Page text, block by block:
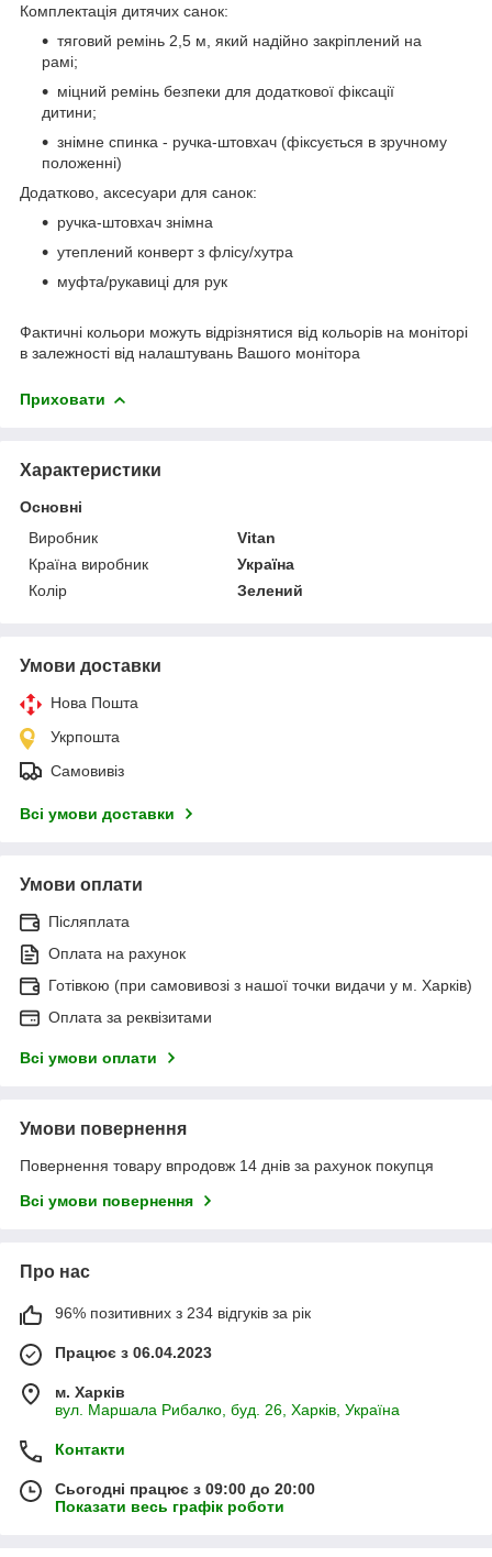
Комплектація дитячих санок:
тяговий ремінь 2,5 м, який надійно закріплений на
рамі;
міцний ремінь безпеки для додаткової фіксації
дитини;
знімне спинка - ручка-штовхач (фіксується в зручному
положенні)
Додатково, аксесуари для санок:
ручка-штовхач знімна
утеплений конверт з флісу/хутра
муфта/рукавиці для рук
Фактичні кольори можуть відрізнятися від кольорів на моніторі
в залежності від налаштувань Вашого монітора
Приховати
Характеристики
Основні
Виробник
Vitan
Країна виробник
Україна
Колір
Зелений
Умови доставки
Нова Пошта
Укрпошта
Самовивіз
Всі умови доставки
Умови оплати
Післяплата
Оплата на рахунок
Готівкою (при самовивозі з нашої точки видачи у м. Харків)
Оплата за реквізитами
Всі умови оплати
Умови повернення
Повернення товару впродовж 14 днів за рахунок покупця
Всі умови повернення
Про нас
96% позитивних з 234 відгуків за рік
Працює з 06.04.2023
м. Харків
вул. Маршала Рибалко, буд. 26, Харків, Україна
Контакти
Сьогодні працює з 09:00 до 20:00
Показати весь графік роботи